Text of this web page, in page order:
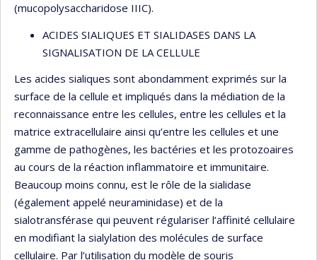
(mucopolysaccharidose IIIC).
ACIDES SIALIQUES ET SIALIDASES DANS LA
SIGNALISATION DE LA CELLULE
Les acides sialiques sont abondamment exprimés sur la
surface de la cellule et impliqués dans la médiation de la
reconnaissance entre les cellules, entre les cellules et la
matrice extracellulaire ainsi qu’entre les cellules et une
gamme de pathogènes, les bactéries et les protozoaires
au cours de la réaction inflammatoire et immunitaire.
Beaucoup moins connu, est le rôle de la sialidase
(également appelé neuraminidase) et de la
sialotransférase qui peuvent régulariser l’affinité cellulaire
en modifiant la sialylation des molécules de surface
cellulaire. Par l’utilisation du modèle de souris